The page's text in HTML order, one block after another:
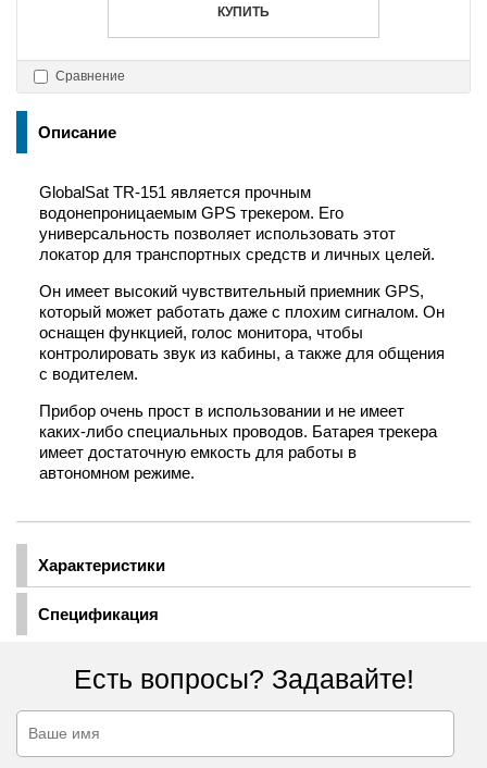
КУПИТЬ
Сравнение
Описание
Характеристики
Спецификация
GlobalSat TR-151 является прочным
водонепроницаемым GPS трекером. Его
универсальность позволяет использовать этот
локатор для транспортных средств и личных целей.
Он имеет высокий чувствительный приемник GPS,
который может работать даже с плохим сигналом. Он
оснащен функцией, голос монитора, чтобы
контролировать звук из кабины, а также для общения
с водителем.
Прибор очень прост в использовании и не имеет
каких-либо специальных проводов. Батарея трекера
имеет достаточную емкость для работы в
автономном режиме.
Есть вопросы? Задавайте!